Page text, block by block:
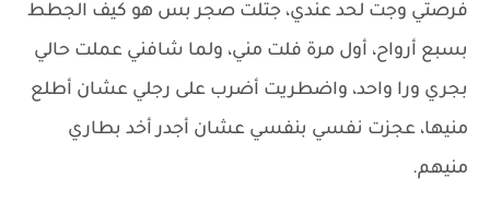
فرصتي وجت لحد عندي، جتلت صجر بس هو كيف الجطط
بسبع أرواح، أول مرة فلت مني، ولما شافني عملت حالي
بجري ورا واحد، واضطريت أضرب على رجلي عشان أطلع
منيها، عجزت نفسي بنفسي عشان أجدر أخد بطاري
منيهم.